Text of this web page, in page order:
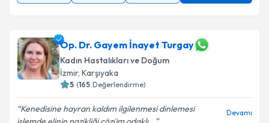
Op. Dr. Gayem İnayet Turgay
Kadın Hastalıkları ve Doğum
İzmir, Karşıyaka
5 (165 Değerlendirme)
Kenedisine hayran kaldım ilgilenmesi dinlemesi
Devamı